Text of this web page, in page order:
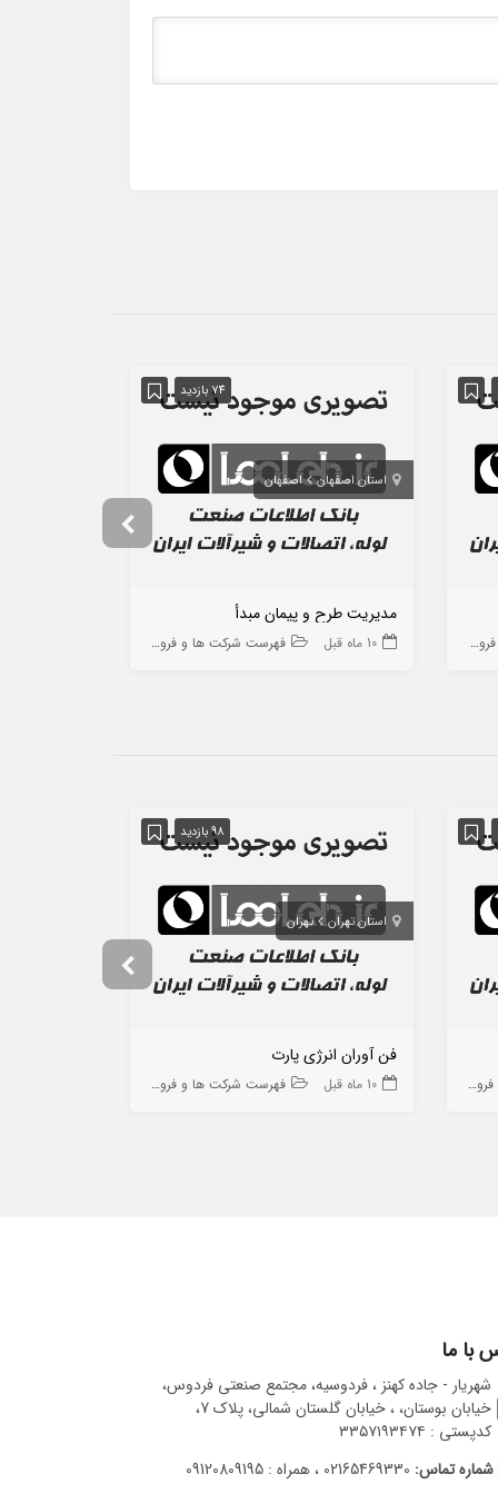
ها
74 بازدید
استان اصفهان اصفهان
مدیریت طرح و پیمان مبدأ
10 ماه قبل فهرست شرکت ها و فروشگاه ها
ها
98 بازدید
استان تهران تهران
فن آوران انرژی پارت
10 ماه قبل فهرست شرکت ها و فروشگاه ها
با ما
شهریار - جاده کهنز ، فردوسیه، مجتمع صنعتی فردوس،
خیابان بوستان، ، خیابان گلستان شمالی، پلاک 7،
کدپستی : ۳۳۵۷۱۹۳۴۷۴
شماره تماس: 02165469330 ، همراه : 09120809195